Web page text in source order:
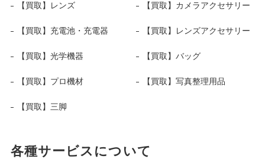
【買取】レンズ 【買取】カメラアクセサリー
【買取】充電池・充電器 【買取】レンズアクセサリー
【買取】光学機器 【買取】バッグ
【買取】プロ機材 【買取】写真整理用品
【買取】三脚
各種サービスについて